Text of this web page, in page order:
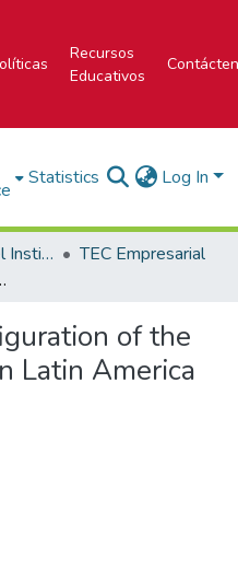
Recursos
Educativos
Statistics Log In
Portal de Revistas del Instituto Tecnológico de Costa Rica
TEC Empresarial
in Latin America
of the
Latin America